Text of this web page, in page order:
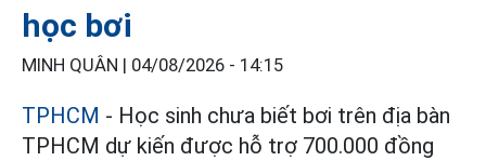
học bơi
MINH QUÂN | 04/08/2026 - 14:15
TPHCM - Học sinh chưa biết bơi trên địa bàn
TPHCM dự kiến được hỗ trợ 700.000 đồng